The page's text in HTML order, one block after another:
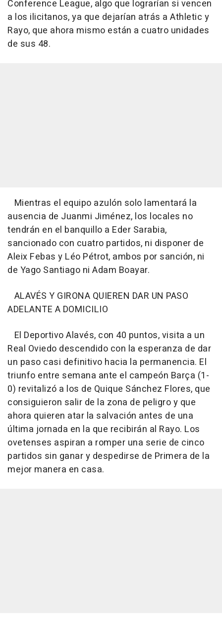
Conference League, algo que lograrían si vencen
a los ilicitanos, ya que dejarían atrás a Athletic y
Rayo, que ahora mismo están a cuatro unidades
de sus 48.
Mientras el equipo azulón solo lamentará la
ausencia de Juanmi Jiménez, los locales no
tendrán en el banquillo a Eder Sarabia,
sancionado con cuatro partidos, ni disponer de
Aleix Febas y Léo Pétrot, ambos por sanción, ni
de Yago Santiago ni Adam Boayar.
ALAVÉS Y GIRONA QUIEREN DAR UN PASO
ADELANTE A DOMICILIO
El Deportivo Alavés, con 40 puntos, visita a un
Real Oviedo descendido con la esperanza de dar
un paso casi definitivo hacia la permanencia. El
triunfo entre semana ante el campeón Barça (1-
0) revitalizó a los de Quique Sánchez Flores, que
consiguieron salir de la zona de peligro y que
ahora quieren atar la salvación antes de una
última jornada en la que recibirán al Rayo. Los
ovetenses aspiran a romper una serie de cinco
partidos sin ganar y despedirse de Primera de la
mejor manera en casa.